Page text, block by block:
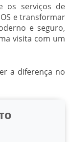
os serviços de
e transformar
e seguro,
visita com um
a diferença no